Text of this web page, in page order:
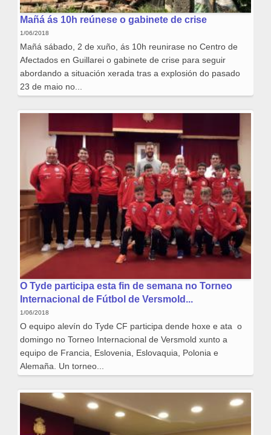
Mañá ás 10h reúnese o gabinete de crise
1/06/2018
Mañá sábado, 2 de xuño, ás 10h reunirase no Centro de
Afectados en Guillarei o gabinete de crise para seguir
abordando a situación xerada tras a explosión do pasado
23 de maio no...
O Tyde participa esta fin de semana no Torneo
Internacional de Fútbol de Versmold...
1/06/2018
O equipo alevín do Tyde CF participa dende hoxe e ata o
domingo no Torneo Internacional de Versmold xunto a
equipo de Francia, Eslovenia, Eslovaquia, Polonia e
Alemaña. Un torneo...